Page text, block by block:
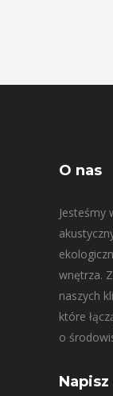
O nas
Jesteśmy
wnętrza.
naszych
które
o
Napisz